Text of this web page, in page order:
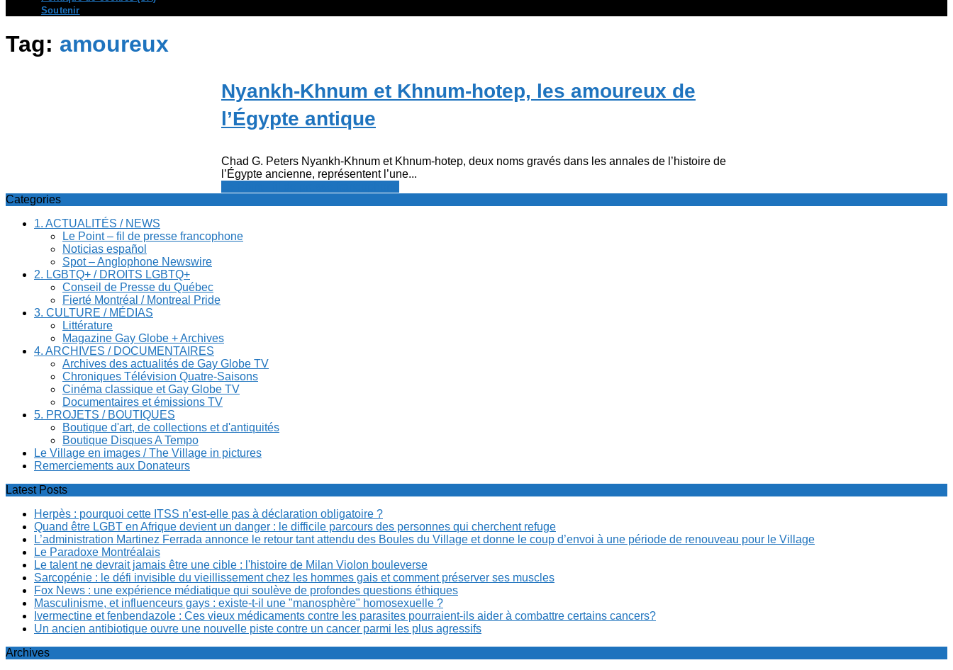
Soutenir
Tag: amoureux
Nyankh-Khnum et Khnum-hotep, les amoureux de
l’Égypte antique
Chad G. Peters Nyankh-Khnum et Khnum-hotep, deux noms gravés dans les annales de l’histoire de
l’Égypte ancienne, représentent l’une...
Categories
1. ACTUALITÉS / NEWS
Le Point – fil de presse francophone
Noticias español
Spot – Anglophone Newswire
2. LGBTQ+ / DROITS LGBTQ+
Conseil de Presse du Québec
Fierté Montréal / Montreal Pride
3. CULTURE / MÉDIAS
Littérature
Magazine Gay Globe + Archives
4. ARCHIVES / DOCUMENTAIRES
Archives des actualités de Gay Globe TV
Chroniques Télévision Quatre-Saisons
Cinéma classique et Gay Globe TV
Documentaires et émissions TV
5. PROJETS / BOUTIQUES
Boutique d'art, de collections et d'antiquités
Boutique Disques A Tempo
Le Village en images / The Village in pictures
Remerciements aux Donateurs
Latest Posts
Herpès : pourquoi cette ITSS n’est-elle pas à déclaration obligatoire ?
Quand être LGBT en Afrique devient un danger : le difficile parcours des personnes qui cherchent refuge
L’administration Martinez Ferrada annonce le retour tant attendu des Boules du Village et donne le coup d’envoi à une période de renouveau pour le Village
Le Paradoxe Montréalais
Le talent ne devrait jamais être une cible : l'histoire de Milan Violon bouleverse
Sarcopénie : le défi invisible du vieillissement chez les hommes gais et comment préserver ses muscles
Fox News : une expérience médiatique qui soulève de profondes questions éthiques
Masculinisme, et influenceurs gays : existe-t-il une "manosphère" homosexuelle ?
Ivermectine et fenbendazole : Ces vieux médicaments contre les parasites pourraient-ils aider à combattre certains cancers?
Un ancien antibiotique ouvre une nouvelle piste contre un cancer parmi les plus agressifs
Archives